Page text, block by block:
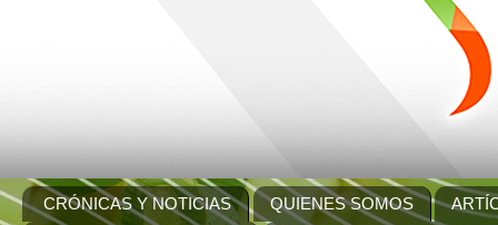
CRÓNICAS Y NOTICIAS QUIENES SOMOS